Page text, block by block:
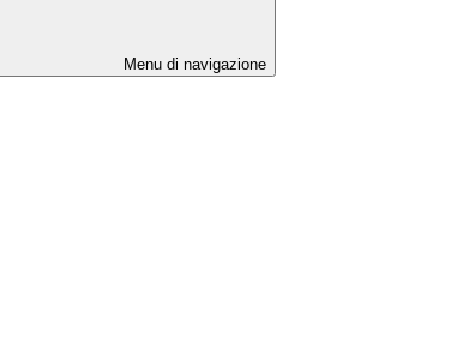
Menu di navigazione